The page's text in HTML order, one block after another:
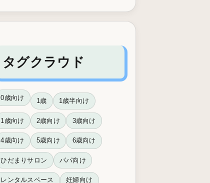
タグクラウド
0歳向け 1歳 1歳半向け
1歳向け 2歳向け 3歳向け
4歳向け 5歳向け 6歳向け
ひだまりサロン パパ向け
レンタルスペース 妊婦向け